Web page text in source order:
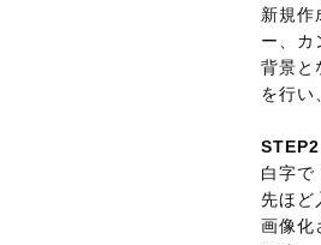
新規作
ー、カ
背景と
を行い
白字で
先ほど
画像化